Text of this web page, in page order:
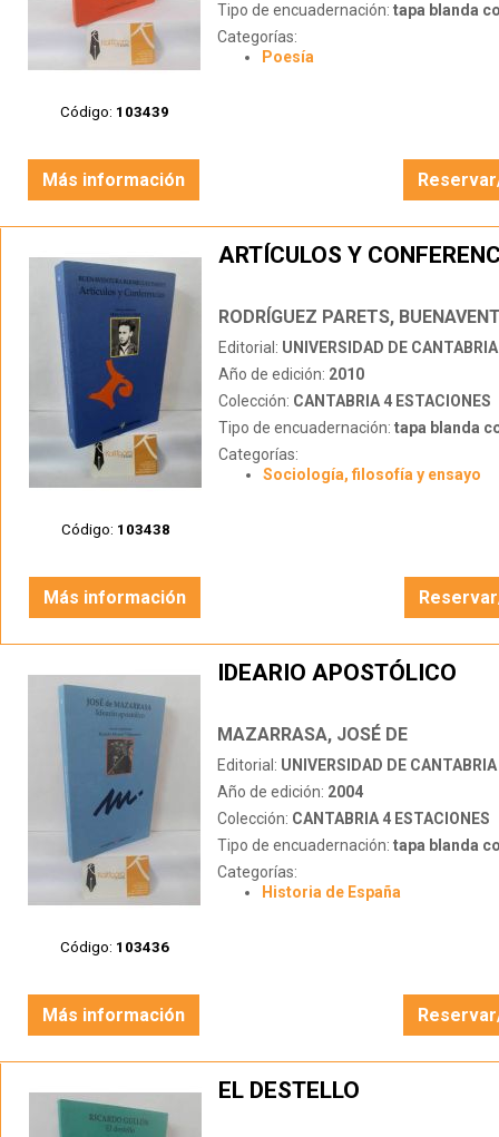
Código: 103439
Tipo de encuadernación: tapa blanda
Categorías:
Poesía
Más información
Código: 103438
ARTÍCULOS Y
RODRÍGUEZ PARETS,
Editorial: UNIVERSIDAD DE CANTABRIA
Año de edición: 2010
Colección: CANTABRIA 4 ESTACIONES
Tipo de encuadernación: tapa blanda
Categorías:
Sociología, filosofía y ensayo
Más información
Código: 103436
IDEARIO APOSTÓLICO
MAZARRASA, JOSÉ DE
Editorial: UNIVERSIDAD DE CANTABRIA
Año de edición: 2004
Colección: CANTABRIA 4 ESTACIONES
Tipo de encuadernación: tapa blanda
Categorías:
Historia de España
Más información
EL DESTELLO